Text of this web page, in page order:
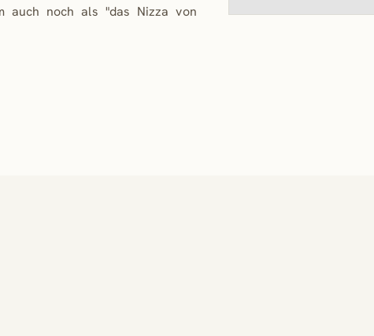
auch noch als "das Nizza von